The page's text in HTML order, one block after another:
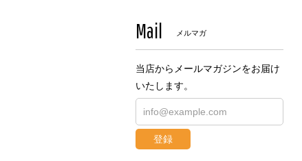
Mail メルマガ
当店からメールマガジンをお届け
いたします。
登録